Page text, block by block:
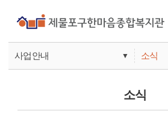
사업안내 ▼
기관안내
소식
서비스
소식